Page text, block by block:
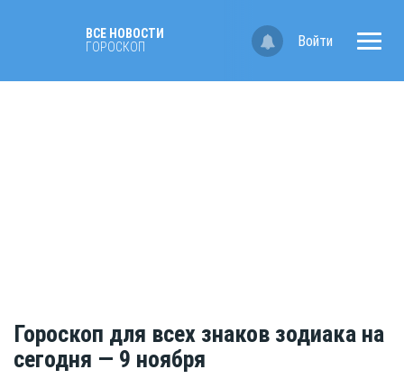
ВСЕ НОВОСТИ
ГОРОСКОП
Войти
Гороскоп для всех знаков зодиака на
сегодня — 9 ноября